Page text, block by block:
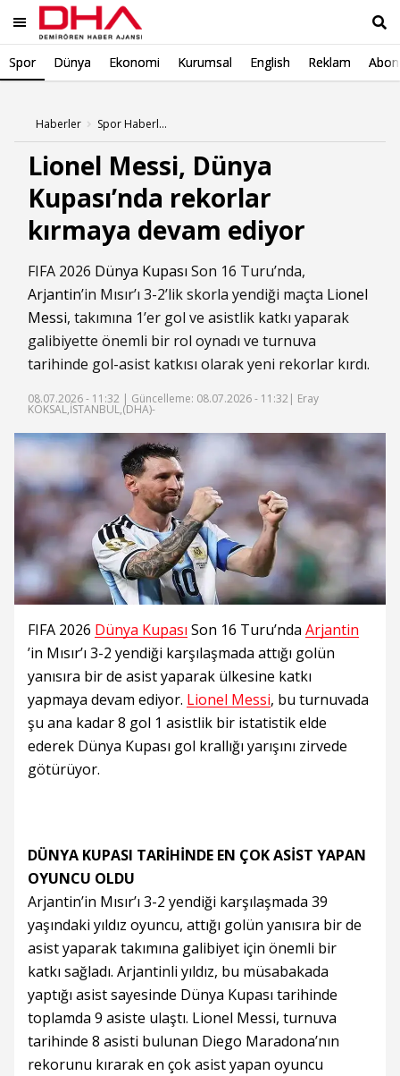
Spor Dünya Ekonomi Kurumsal English Reklam
Haberler Spor Haberleri
Lionel Messi, Dünya
Kupası’nda rekorlar
kırmaya devam ediyor
FIFA 2026 Dünya Kupası Son 16 Turu’nda,
Arjantin’in Mısır’ı 3-2’lik skorla yendiği maçta Lionel
Messi, takımına 1’er gol ve asistlik katkı yaparak
galibiyette önemli bir rol oynadı ve turnuva
tarihinde gol-asist katkısı olarak yeni rekorlar kırdı.
08.07.2026 - 11:32 | Güncelleme: 08.07.2026 - 11:32 | Eray
KÖKSAL,İSTANBUL,(DHA)-
FIFA 2026 Dünya Kupası Son 16 Turu’nda Arjantin
’in Mısır’ı 3-2 yendiği karşılaşmada attığı golün
yanısıra bir de asist yaparak ülkesine katkı
yapmaya devam ediyor. Lionel Messi, bu turnuvada
şu ana kadar 8 gol 1 asistlik bir istatistik elde
ederek Dünya Kupası gol krallığı yarışını zirvede
götürüyor.
DÜNYA KUPASI TARİHİNDE EN ÇOK ASİST YAPAN
OYUNCU OLDU
Arjantin’in Mısır’ı 3-2 yendiği karşılaşmada 39
yaşındaki yıldız oyuncu, attığı golün yanısıra bir de
asist yaparak takımına galibiyet için önemli bir
katkı sağladı. Arjantinli yıldız, bu müsabakada
yaptığı asist sayesinde Dünya Kupası tarihinde
toplamda 9 asiste ulaştı. Lionel Messi, turnuva
tarihinde 8 asisti bulunan Diego Maradona’nın
rekorunu kırarak en çok asist yapan oyuncu